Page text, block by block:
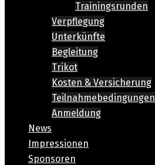
Trainingsrunden
Verpflegung
Unterkünfte
Begleitung
Trikot
Kosten & Versicherung
Teilnahmebedingungen
Anmeldung
News
Impressionen
Sponsoren